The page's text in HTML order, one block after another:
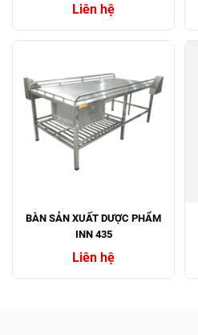
Liên hệ
BÀN SẢN XUẤT DƯỢC PHẨM
INN 435
Liên hệ